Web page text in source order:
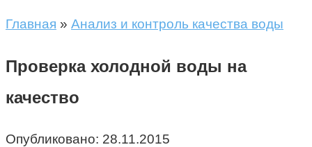
Главная » Анализ и контроль качества воды
Проверка холодной воды на
качество
Опубликовано: 28.11.2015